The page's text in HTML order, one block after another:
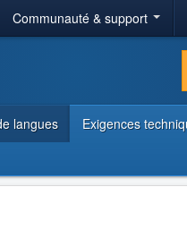
Communauté & support
langues Exigences